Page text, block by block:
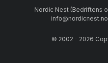
Nordic Nest (Bedriftens
© 2002 - 2026